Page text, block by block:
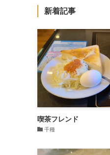
新着記事
喫茶フレンド
千種